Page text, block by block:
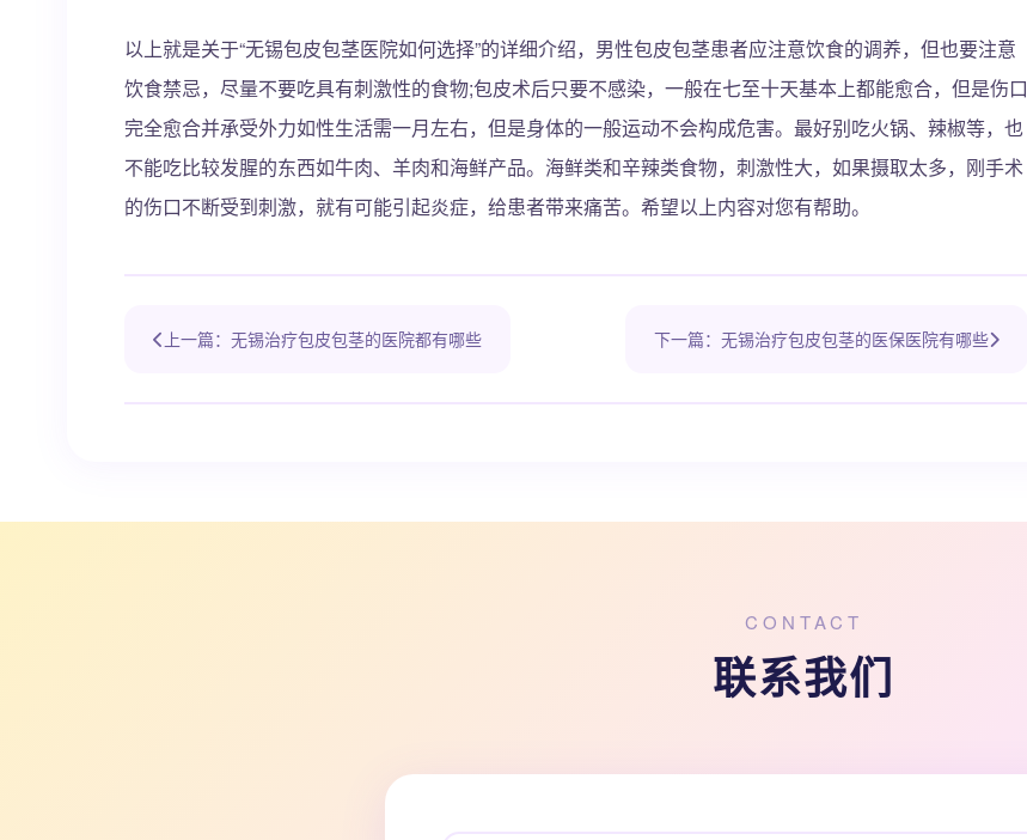
以上就是关于“无锡包皮包茎医院如何选择”的详细介绍，男性包皮包茎患者应注意饮食的调养，但也要注意
饮食禁忌，尽量不要吃具有刺激性的食物;包皮术后只要不感染，一般在七至十天基本上都能愈合，但是伤口
完全愈合并承受外力如性生活需一月左右，但是身体的一般运动不会构成危害。最好别吃火锅、辣椒等，也
不能吃比较发腥的东西如牛肉、羊肉和海鲜产品。海鲜类和辛辣类食物，刺激性大，如果摄取太多，刚手术
的伤口不断受到刺激，就有可能引起炎症，给患者带来痛苦。希望以上内容对您有帮助。
上一篇：无锡治疗包皮包茎的医院都有哪些 下一篇：无锡治疗包皮包茎的医保医院有哪些
CONTACT
联系我们